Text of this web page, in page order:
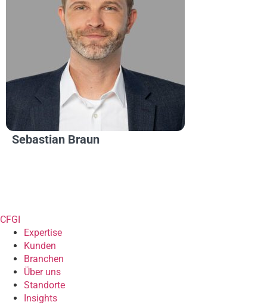
Sebastian Braun
CFGI
Expertise
Kunden
Branchen
Über uns
Standorte
Insights